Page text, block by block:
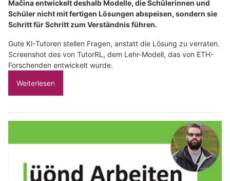
Mačina entwickelt deshalb Modelle, die Schülerinnen und
Schüler nicht mit fertigen Lösungen abspeisen, sondern sie
Schritt für Schritt zum Verständnis führen.
Gute KI-Tutoren stellen Fragen, anstatt die Lösung zu verraten.
Screenshot des von TutorRL, dem Lehr-Modell, das von ETH-
Forschenden entwickelt wurde.
Weiterlesen